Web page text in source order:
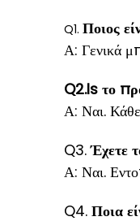
Q1. Ποιος
Α: Γενικά
Q2.Is το
Α: Ναι. Κάθε
Q3.Έχετε
Α: Ναι.
Q4. Ποια